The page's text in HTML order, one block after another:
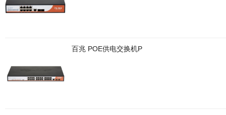
百兆 POE供电交换机P